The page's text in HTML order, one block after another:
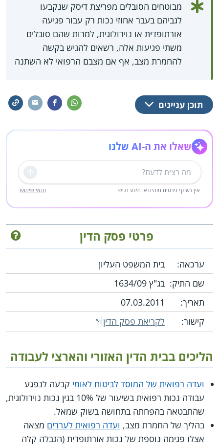
מבוטחים הסובלים מפריצת דיסק שנקבעו
לגביהם בעבר אחוזי נכות רק עבור פגיעה
אורתופדית או נוירולוגית, למרות שהם סובלים
משתי פגיעות אלה, רשאים להגיש בקשה
להחמרת מצב, אף אם מצבם הרפואי לא השתנה
תוכן עניינים
שאלו את ה-AI שלנו
שליחה
אין לשתף פרטים מזהים או מידע רגיש תנאי שימוש
פרטי פסק הדין
ערכאה:
בית המשפט העליון
שם התיק: בג"ץ 1634/09
תאריך:
07.03.2011
קישור:
לקריאת פסק הדין
הליכים בבית הדין האזורי והארצי לעבודה
ועדה רפואית של המוסד לביטוח לאומי קבעה לנפגע
עבודה נכות רפואית בשיעור של 10% בגין נכות נוירולוגית,
שהתבטאה בהפחתה בתחושה בשוק שמאל.
בהליך של החמרת מצב, ועדה רפואית לעררים מצאה
אצלו פגימה נוספת של נכות אורתופדית (הגבלה קלה